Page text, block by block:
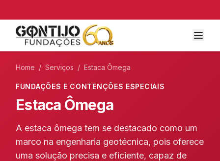
Home / Serviços / Estaca Ômega
FUNDAÇÕES E CONTENÇÕES ESPECIAIS
Estaca Ômega
A estaca ômega tem se destacado como um
marco na engenharia geotécnica, pois oferece
uma solução precisa e eficiente, capaz de